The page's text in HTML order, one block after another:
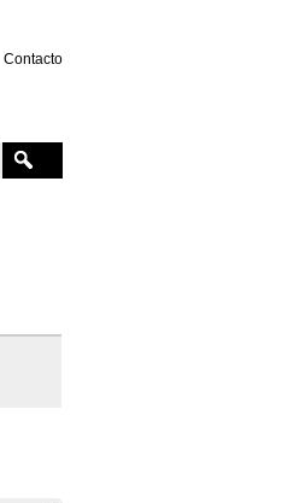
Contacto